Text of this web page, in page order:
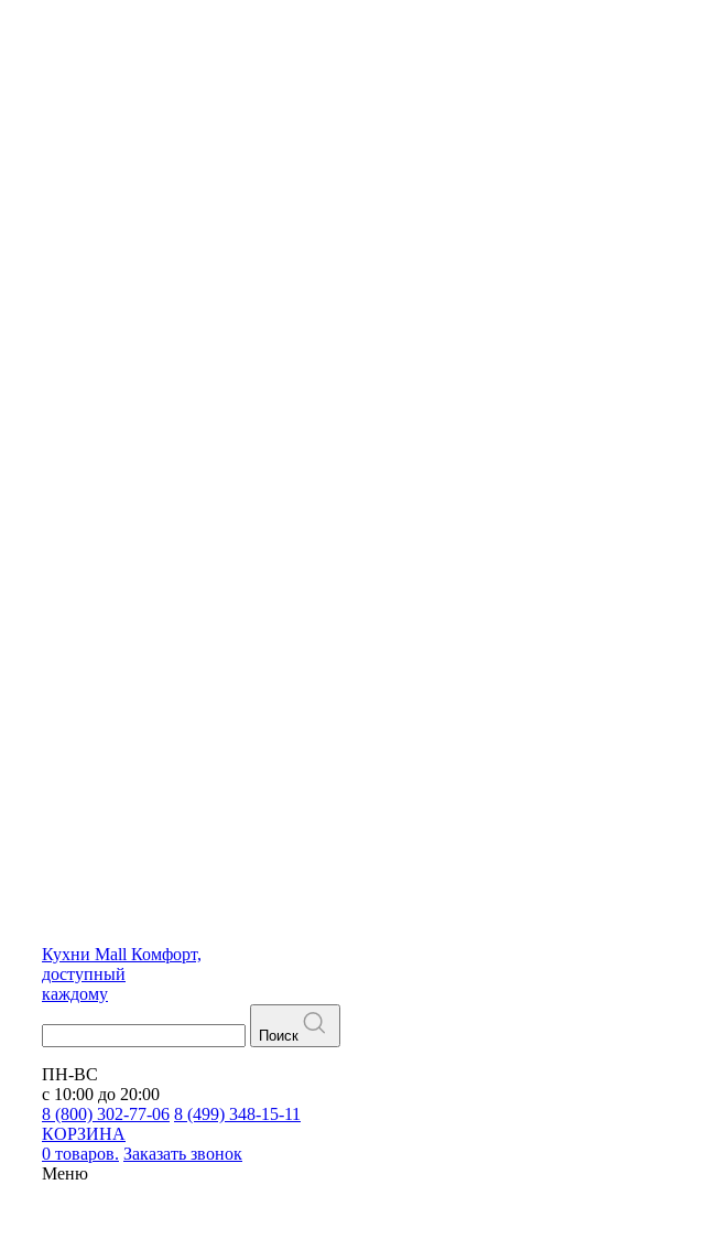
Кухни Mall Комфорт,
доступный
каждому
Поиск
ПН-ВС
с 10:00 до 20:00
8 (800) 302-77-06 8 (499) 348-15-11
КОРЗИНА
0 товаров. Заказать звонок
Меню